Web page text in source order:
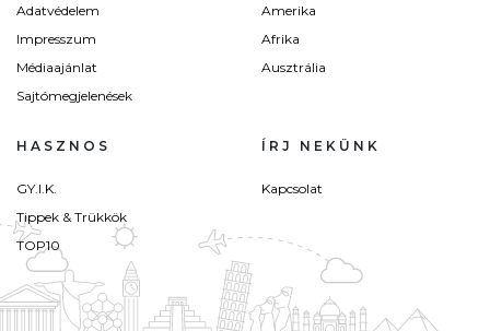
Adatvédelem
Impresszum
Médiaajánlat
Sajtómegjelenések
Amerika
Afrika
Ausztrália
HASZNOS
GY.I.K.
Tippek & Trükkök
TOP10
ÍRJ NEKÜNK
Kapcsolat